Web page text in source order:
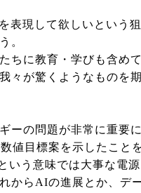
現して欲しいという
。
に教育・学びも含め
が驚くようなものを
ーの問題が非常に重要
目標案を示したことを
う意味では大事な電
らAIの進展とか、デ